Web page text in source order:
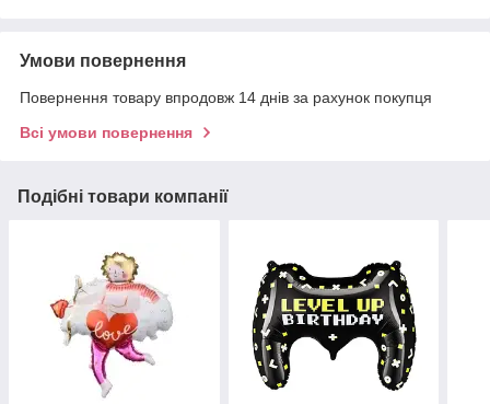
Умови повернення
Повернення товару впродовж 14 днів за рахунок покупця
Всі умови повернення
Подібні товари компанії